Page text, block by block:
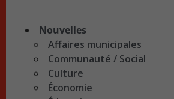
Nouvelles
Affaires municipales
Communauté / Social
Culture
Économie